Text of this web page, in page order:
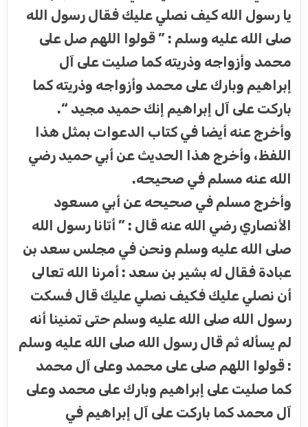
يا رسول الله كيف نصلي عليك فقال رسول الله
صلى الله عليه وسلم : ” قولوا اللهم صل على
محمد وأزواجه وذريته كما صليت على آل
إبراهيم وبارك على محمد وأزواجه وذريته كما
باركت على آل إبراهيم إنك حميد مجيد “.
وأخرج عنه أيضا في كتاب الدعوات بمثل هذا
اللفظ، وأخرج هذا الحديث عن أبي حميد رضي
الله عنه مسلم في صحيحه.
وأخرج مسلم في صحيحه عن أبي مسعود
الأنصاري رضي الله عنه قال : ” أتانا رسول الله
صلى الله عليه وسلم ونحن في مجلس سعد بن
عبادة فقال له بشير بن سعد : أمرنا الله تعالى
أن نصلي عليك فكيف نصلي عليك قال فسكت
رسول الله صلى الله عليه وسلم حتى تمنينا أنه
لم يسأله ثم قال رسول الله صلى الله عليه وسلم
: قولوا اللهم صلى على محمد وعلى آل محمد
كما صليت على إبراهيم وبارك على محمد وعلى
آل محمد كما باركت على آل إبراهيم في